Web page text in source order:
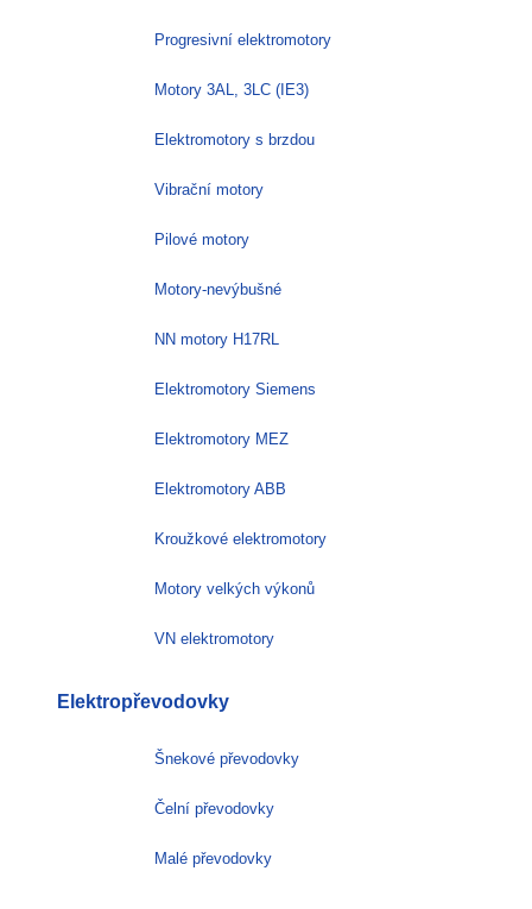
Progresivní elektromotory
Motory 3AL, 3LC (IE3)
Elektromotory s brzdou
Vibrační motory
Pilové motory
Motory-nevýbušné
NN motory H17RL
Elektromotory Siemens
Elektromotory MEZ
Elektromotory ABB
Kroužkové elektromotory
Motory velkých výkonů
VN elektromotory
Elektropřevodovky
Šnekové převodovky
Čelní převodovky
Malé převodovky